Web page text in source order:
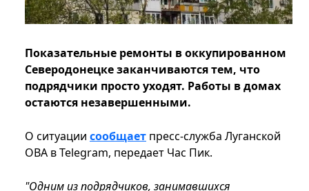
Показательные ремонты в оккупированном
Северодонецке заканчиваются тем, что
подрядчики просто уходят. Работы в домах
остаются незавершенными.
О ситуации сообщает пресс-служба Луганской
ОВА в Telegram, передает Час Пик.
"Одним из подрядчиков, занимавшихся